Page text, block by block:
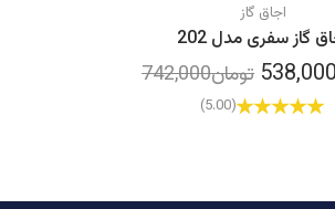
اجاق گاز
گاز سفری مدل 202
تومان742,000
(5.00)